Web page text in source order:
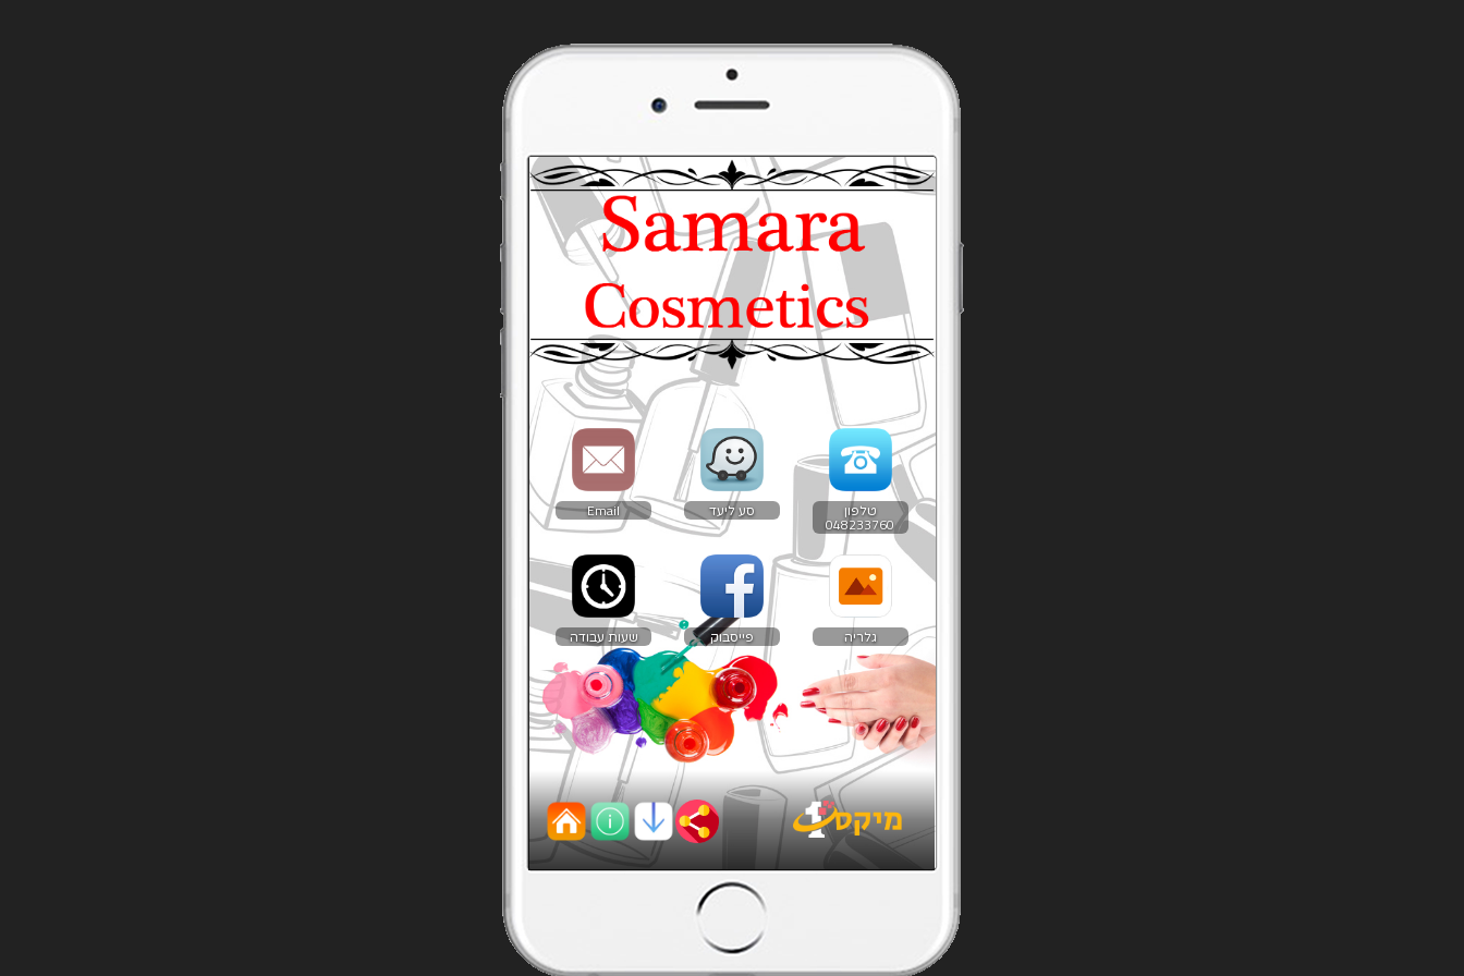
טלפון
048233760
סע ליעד Email
גלריה פייסבוק שעות עבודה